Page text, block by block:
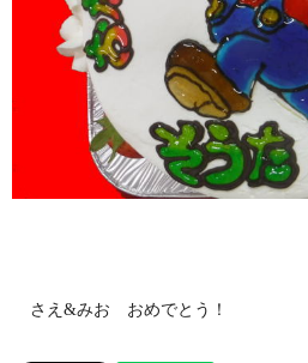
さえ&みお おめでとう！